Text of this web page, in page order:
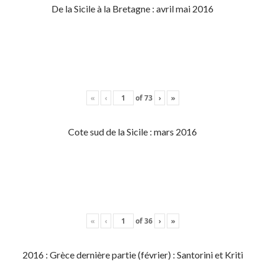
De la Sicile à la Bretagne : avril mai 2016
« ‹ of73 › »
Cote sud de la Sicile : mars 2016
« ‹ of36 › »
2016 : Grèce dernière partie (février) : Santorini et Kriti